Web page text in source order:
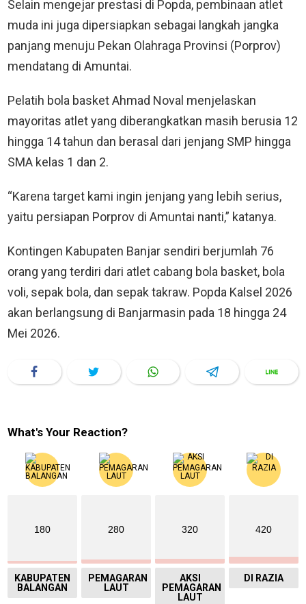
Selain mengejar prestasi di Popda, pembinaan atlet
muda ini juga dipersiapkan sebagai langkah jangka
panjang menuju Pekan Olahraga Provinsi (Porprov)
mendatang di Amuntai.
Pelatih bola basket Ahmad Noval menjelaskan
mayoritas atlet yang diberangkatkan masih berusia 12
hingga 14 tahun dan berasal dari jenjang SMP hingga
SMA kelas 1 dan 2.
“Karena target kami ingin jenjang yang lebih serius,
yaitu persiapan Porprov di Amuntai nanti,” katanya.
Kontingen Kabupaten Banjar sendiri berjumlah 76
orang yang terdiri dari atlet cabang bola basket, bola
voli, sepak bola, dan sepak takraw. Popda Kalsel 2026
akan berlangsung di Banjarmasin pada 18 hingga 24
Mei 2026.
What's Your Reaction?
180
KABUPATEN
BALANGAN
280
PEMAGARAN
LAUT
320
AKSI
PEMAGARAN
LAUT
420
DI RAZIA